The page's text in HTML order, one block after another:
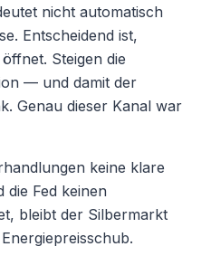
nicht automatisch
Entscheidend ist,
Steigen die
— und damit der
Genau dieser Kanal war
keine klare
die Fed keinen
bleibt der Silbermarkt